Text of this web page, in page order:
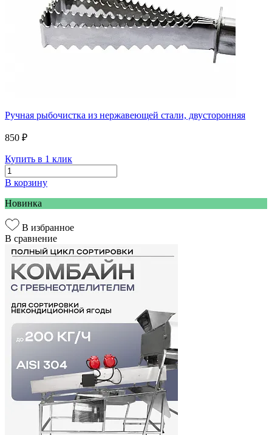
Ручная рыбочистка из нержавеющей стали, двусторонняя
850 ₽
Купить в 1 клик
В корзину
Новинка
В избранное
В сравнение